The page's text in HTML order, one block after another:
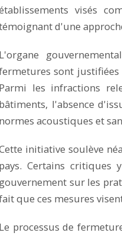
visés
d'une
L'organe
sont justifiées
Parmi les infractions
bâtiments, l'absence
normes acoustiques et
initiative soulève
pays. Certains
gouvernement sur les
que ces mesures
Le processus de